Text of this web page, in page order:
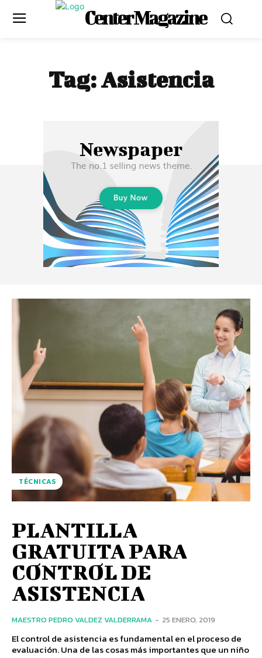
Center Magazine
Tag:Asistencia
TÉCNICAS
PLANTILLA
GRATUITA PARA
CONTROL DE
ASISTENCIA
MAESTRO PEDRO VALDEZ VALDERRAMA - 25 ENERO, 2019
El control de asistencia es fundamental en el proceso de
evaluación. Una de las cosas más importantes que un niño